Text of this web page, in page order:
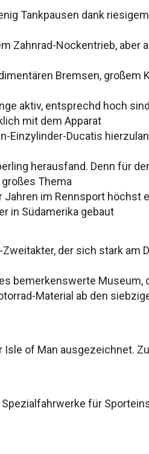
Tankpausen dank
Zahnrad-Nockentrieb, aber
Bremsen, großem
aktiv, entsprechd hoch
mit dem Apparat
Einzylinder-Ducatis
herausfand. Denn für
Thema
im Rennsport höchst
in Südamerika gebaut
der sich stark am
bemerkenswerte Museum,
Material ab den
of Man ausgezeichnet.
für